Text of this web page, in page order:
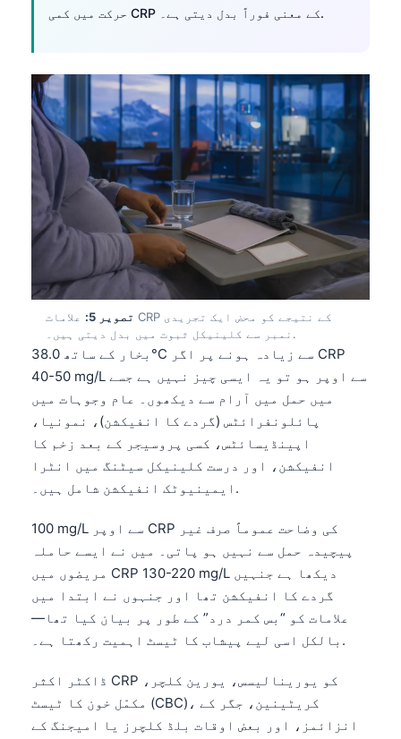
حرکت میں کمی CRP کے معنی فوراً بدل دیتی ہے۔.
تصویر 5:
علامات CRP کے نتیجے کو محض ایک تجریدی
نمبر سے کلینیکل ثبوت میں بدل دیتی ہیں۔.
بخار کے ساتھ 38.0°C سے زیادہ ہونے پر اگر CRP
40-50 mg/L سے اوپر ہو تو یہ ایسی چیز نہیں ہے جسے
میں حمل میں آرام سے دیکھوں۔ عام وجوہات میں
پائلونفرائٹس (گردے کا انفیکشن)، نمونیا،
اپینڈیسائٹس، کسی پروسیجر کے بعد زخم کا
انفیکشن، اور درست کلینیکل سیٹنگ میں انٹرا
ایمینیوٹک انفیکشن شامل ہیں۔.
100 mg/L سے اوپر CRP کی وضاحت عموماً صرف غیر
پیچیدہ حمل سے نہیں ہو پاتی۔ میں نے ایسے حاملہ
مریضوں میں CRP 130-220 mg/L دیکھا ہے جنہیں
گردے کا انفیکشن تھا اور جنہوں نے ابتدا میں
علامات کو “بس کمر درد” کے طور پر بیان کیا تھا—
بالکل اسی لیے پیشاب کا ٹیسٹ اہمیت رکھتا ہے۔.
ڈاکٹر اکثر CRP کو یورینالیسس، یورین کلچر،
مکمّل خون کا ٹیسٹ (CBC)، کریٹینین، جگر کے
انزائمز، اور بعض اوقات بلڈ کلچرز یا امیجنگ کے